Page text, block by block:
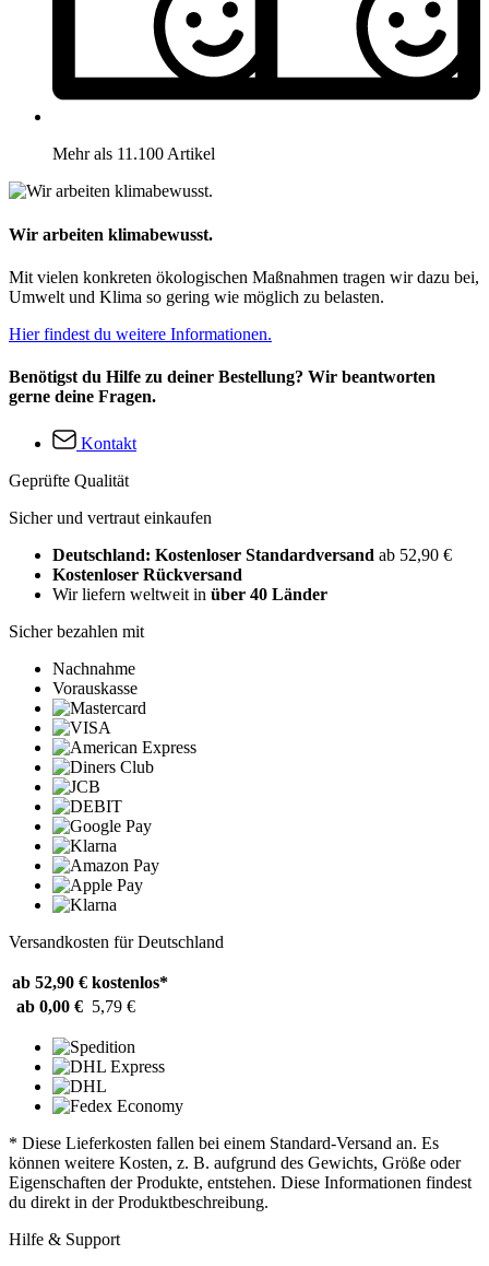
Mehr als 11.100 Artikel
Wir arbeiten klimabewusst.
Mit vielen konkreten ökologischen Maßnahmen tragen wir dazu bei,
Umwelt und Klima so gering wie möglich zu belasten.
Hier findest du weitere Informationen.
Benötigst du Hilfe zu deiner Bestellung? Wir beantworten
gerne deine Fragen.
Kontakt
Geprüfte Qualität
Sicher und vertraut einkaufen
Deutschland: Kostenloser Standardversand ab 52,90 €
Kostenloser Rückversand
Wir liefern weltweit in über 40 Länder
Sicher bezahlen mit
Nachnahme
Vorauskasse
Versandkosten für Deutschland
ab 52,90 € kostenlos*
ab 0,00 € 5,79 €
* Diese Lieferkosten fallen bei einem Standard-Versand an. Es
können weitere Kosten, z. B. aufgrund des Gewichts, Größe oder
Eigenschaften der Produkte, entstehen. Diese Informationen findest
du direkt in der Produktbeschreibung.
Hilfe & Support